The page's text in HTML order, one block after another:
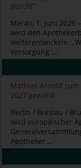
durch!“
Meran, 1. Juni 2026
wird den
weiterentwickeln.
Versorgung ...
Mathias Arnold
2027 gewählt
Berlin / Breslau /
wird europäischer
Apotheker ...